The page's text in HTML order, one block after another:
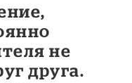
не
друга.